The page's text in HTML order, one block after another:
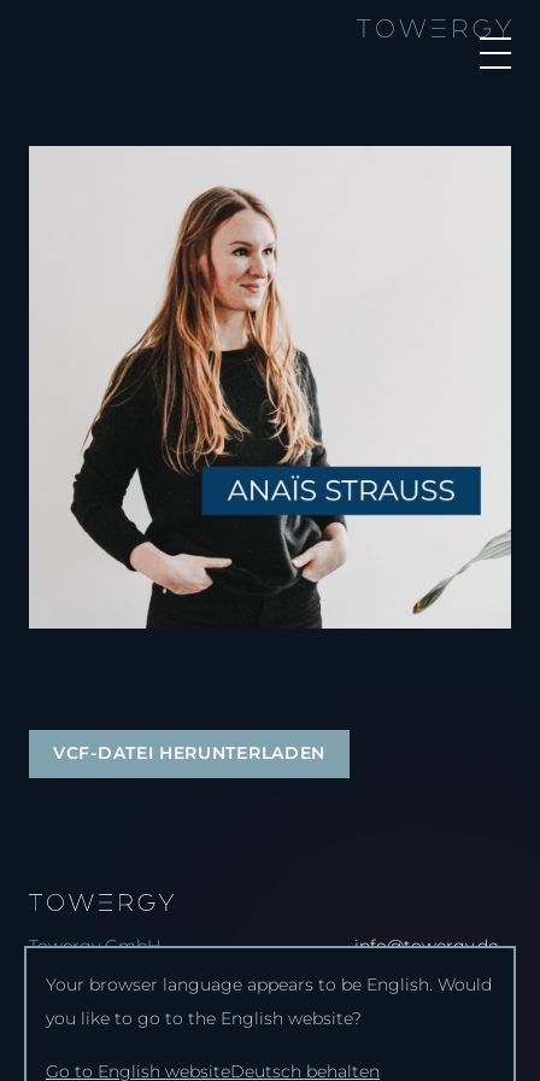
VCF-DATEI HERUNTERLADEN
Towergy GmbH
Auf der Muggenburg 2 . 28217 Bremen
info@towergy.de
+49 151 220 090 45
Impressum
Datenschutz
Barrierefreiheit
Cookie-Einstellungen
Your browser language appears to be English. Would
you like to go to the English website?
Go to English websiteDeutsch behalten